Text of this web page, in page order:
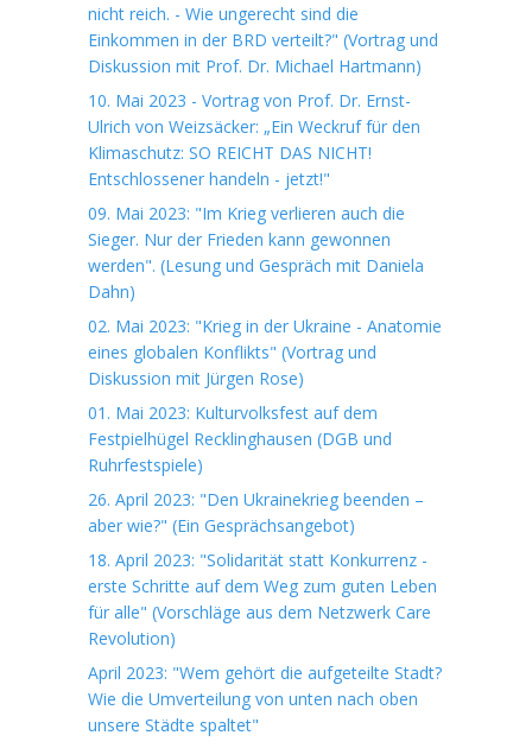
nicht reich. - Wie ungerecht sind die
Einkommen in der BRD verteilt?" (Vortrag und
Diskussion mit Prof. Dr. Michael Hartmann)
10. Mai 2023 - Vortrag von Prof. Dr. Ernst-
Ulrich von Weizsäcker: „Ein Weckruf für den
Klimaschutz: SO REICHT DAS NICHT!
Entschlossener handeln - jetzt!"
09. Mai 2023: "Im Krieg verlieren auch die
Sieger. Nur der Frieden kann gewonnen
werden". (Lesung und Gespräch mit Daniela
Dahn)
02. Mai 2023: "Krieg in der Ukraine - Anatomie
eines globalen Konflikts" (Vortrag und
Diskussion mit Jürgen Rose)
01. Mai 2023: Kulturvolksfest auf dem
Festpielhügel Recklinghausen (DGB und
Ruhrfestspiele)
26. April 2023: "Den Ukrainekrieg beenden –
aber wie?" (Ein Gesprächsangebot)
18. April 2023: "Solidarität statt Konkurrenz -
erste Schritte auf dem Weg zum guten Leben
für alle" (Vorschläge aus dem Netzwerk Care
Revolution)
April 2023: "Wem gehört die aufgeteilte Stadt?
Wie die Umverteilung von unten nach oben
unsere Städte spaltet"